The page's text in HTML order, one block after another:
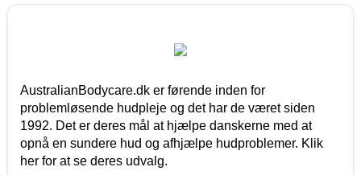
AustralianBodycare.dk er førende inden for
problemløsende hudpleje og det har de været siden
1992. Det er deres mål at hjælpe danskerne med at
opnå en sundere hud og afhjælpe hudproblemer. Klik
her for at se deres udvalg.